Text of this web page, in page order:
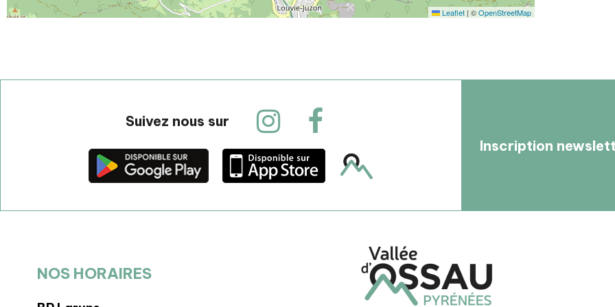
Leaflet | ©OpenStreetMap
Suivez nous sur
Inscription
NOS HORAIRES